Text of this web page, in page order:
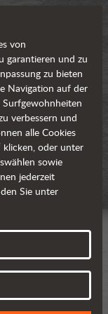
von
garantieren und zu
zu bieten
Navigation auf der
verbessern und
alle Cookies
klicken, oder unter
sowie
jederzeit
Sie unter